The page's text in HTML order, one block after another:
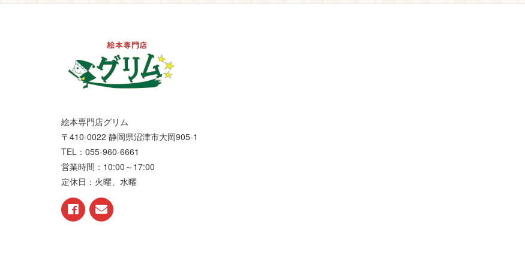
絵本専門店グリム
〒410-0022 静岡県沼津市大岡905-1
TEL：055-960-6661
営業時間：10:00～17:00
定休日：火曜、水曜